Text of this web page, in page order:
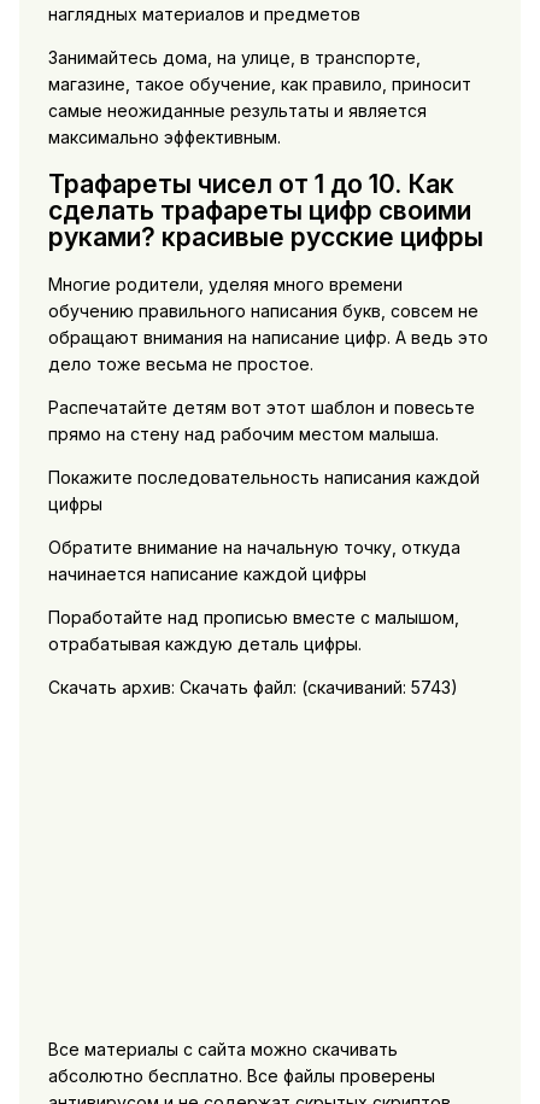
наглядных материалов и предметов
Занимайтесь дома, на улице, в транспорте,
магазине, такое обучение, как правило, приносит
самые неожиданные результаты и является
максимально эффективным.
Трафареты чисел от 1 до 10. Как
сделать трафареты цифр своими
руками? красивые русские цифры
Многие родители, уделяя много времени
обучению правильного написания букв, совсем не
обращают внимания на написание цифр. А ведь это
дело тоже весьма не простое.
Распечатайте детям вот этот шаблон и повесьте
прямо на стену над рабочим местом малыша.
Покажите последовательность написания каждой
цифры
Обратите внимание на начальную точку, откуда
начинается написание каждой цифры
Поработайте над прописью вместе с малышом,
отрабатывая каждую деталь цифры.
Скачать архив: Скачать файл: (cкачиваний: 5743)
Все материалы с сайта можно скачивать
абсолютно бесплатно. Все файлы проверены